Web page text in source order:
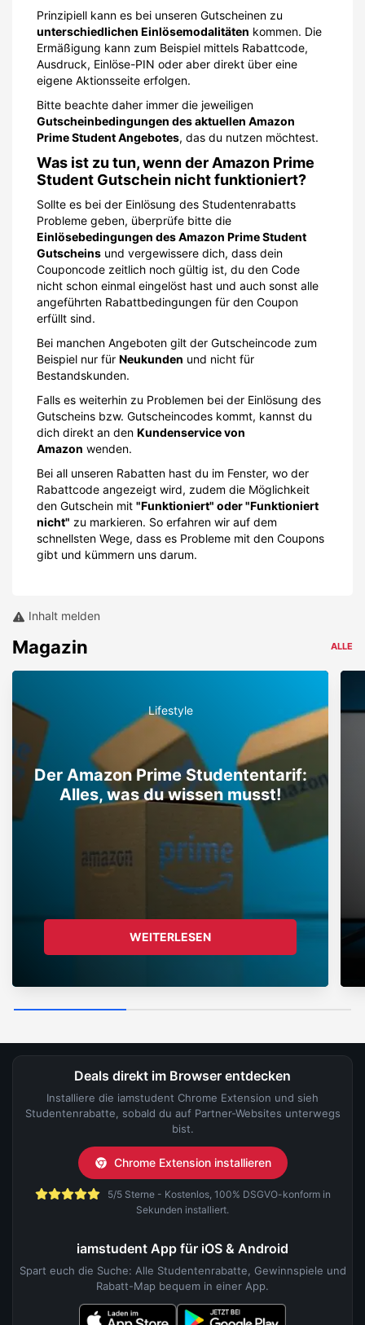
Prinzipiell kann es bei unseren Gutscheinen zu
unterschiedlichen Einlösemodalitäten kommen. Die
Ermäßigung kann zum Beispiel mittels Rabattcode,
Ausdruck, Einlöse-PIN oder aber direkt über eine
eigene Aktionsseite erfolgen.
Bitte beachte daher immer die jeweiligen
Gutscheinbedingungen des aktuellen Amazon
Prime Student Angebotes, das du nutzen möchtest.
Was ist zu tun, wenn der Amazon Prime
Student Gutschein nicht funktioniert?
Sollte es bei der Einlösung des Studentenrabatts
Probleme geben, überprüfe bitte die
Einlösebedingungen des Amazon Prime Student
Gutscheins und vergewissere dich, dass dein
Couponcode zeitlich noch gültig ist, du den Code
nicht schon einmal eingelöst hast und auch sonst alle
angeführten Rabattbedingungen für den Coupon
erfüllt sind.
Bei manchen Angeboten gilt der Gutscheincode zum
Beispiel nur für Neukunden und nicht für
Bestandskunden.
Falls es weiterhin zu Problemen bei der Einlösung des
Gutscheins bzw. Gutscheincodes kommt, kannst du
dich direkt an den Kundenservice von
Amazon wenden.
Bei all unseren Rabatten hast du im Fenster, wo der
Rabattcode angezeigt wird, zudem die Möglichkeit
den Gutschein mit "Funktioniert" oder "Funktioniert
nicht" zu markieren. So erfahren wir auf dem
schnellsten Wege, dass es Probleme mit den Coupons
gibt und kümmern uns darum.
Inhalt melden
Magazin ALLE
Lifestyle
Der Amazon Prime Studententarif:
Alles, was du wissen musst!
WEITERLESEN
Deals direkt im Browser entdecken
Installiere die iamstudent Chrome Extension und sieh
Studentenrabatte, sobald du auf Partner-Websites unterwegs
bist.
Chrome Extension installieren
5/5 Sterne - Kostenlos, 100% DSGVO-konform in
Sekunden installiert.
iamstudent App für iOS & Android
Spart euch die Suche: Alle Studentenrabatte, Gewinnspiele und
Rabatt-Map bequem in einer App.